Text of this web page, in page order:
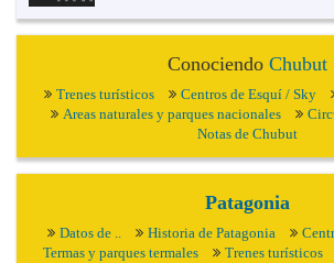
Conociendo Chubut
Trenes turísticos Centros de Esquí / Sky
Areas naturales y parques nacionales
Notas de Chubut
Patagonia
Datos de .. Historia de Patagonia
Termas y parques termales
Trenes turísticos